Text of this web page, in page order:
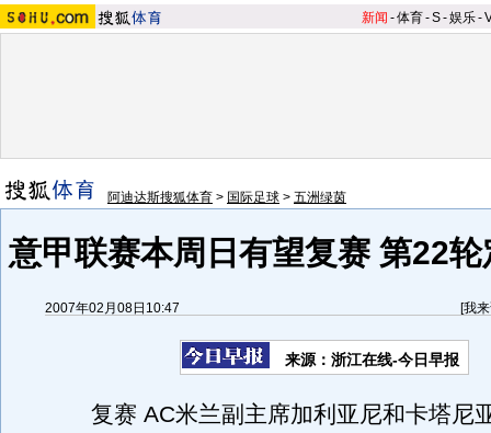
新闻 -体育-S-娱乐-
阿迪达斯搜狐体育 > 国际足球 > 五洲绿茵
意甲联赛本周日有望复赛 第22
2007年02月08日10:47 [我
来源：浙江在线-今日早报
复赛 AC米兰副主席加利亚尼和卡塔尼